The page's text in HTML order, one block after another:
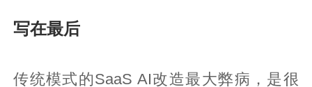
写在最后
传统模式的SaaS AI改造最大弊病，是很